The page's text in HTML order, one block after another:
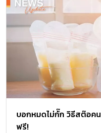
บอกหมดไม่กั๊ก วิธีสต๊อค
ฟรี!